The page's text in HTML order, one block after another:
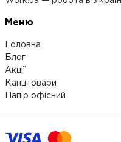
Меню
Головна
Блог
Акції
Канцтовари
Папір офісний